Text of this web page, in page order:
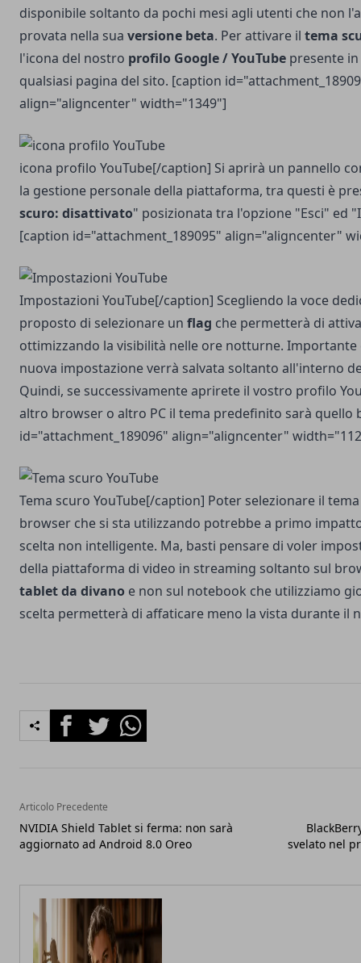
disponibile soltanto da pochi mesi agli utenti che non
provata nella sua versione beta. Per attivare il tema
l'icona del nostro profilo Google / YouTube presente
qualsiasi pagina del sito. [caption
align="aligncenter" width="1349"]
icona profilo YouTube[/caption] Si aprirà un pannello
la gestione personale della piattaforma, tra questi è
scuro: disattivato" posizionata tra l'opzione "Esci" ed
[caption id="attachment_189095" align="aligncenter"
Impostazioni YouTube[/caption] Scegliendo la voce
proposto di selezionare un flag che permetterà di
ottimizzando la visibilità nelle ore notturne. Importante
nuova impostazione verrà salvata soltanto all'interno
Quindi, se successivamente aprirete il vostro profilo
altro browser o altro PC il tema predefinito sarà quello
id="attachment_189096" align="aligncenter"
Tema scuro YouTube[/caption] Poter selezionare il
browser che si sta utilizzando potrebbe a primo
scelta non intelligente. Ma, basti pensare di voler
della piattaforma di video in streaming soltanto sul
tabletda divano e non sul notebook che utilizziamo
scelta permetterà di affaticare meno la vista durante il
FacebookTwitterWhatsapp
Articolo Precedente
NVIDIA Shield Tablet si ferma: non sarà
aggiornato ad Android 8.0 Oreo
svelato nel